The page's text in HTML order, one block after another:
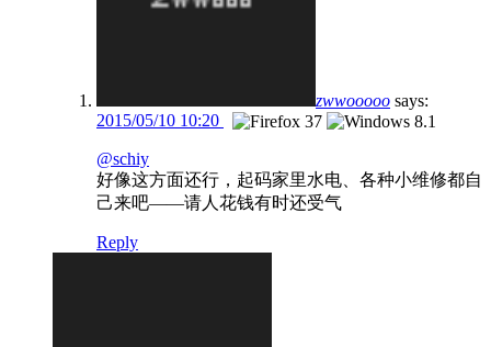
zwwooooo says:
2015/05/10 10:20
@schiy
好像这方面还行，起码家里水电、各种小维修都自
己来吧——请人花钱有时还受气
Reply